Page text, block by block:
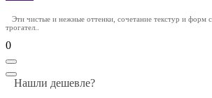
Эти чистые и нежные оттенки, сочетание текстур и форм
трогател..
0
Нашли дешевле?